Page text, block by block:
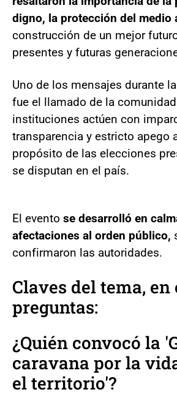
digno, la protección del medio
construcción de un mejor
presentes y futuras
Uno de los mensajes durante
fue el llamado de la
instituciones actúen con
transparencia y estricto apego
propósito de las elecciones
se disputan en el país.
El evento se desarrolló en
afectaciones al orden público,
confirmaron las autoridades.
Claves del tema, en
preguntas:
¿Quién convocó la
caravana por la
el territorio'?